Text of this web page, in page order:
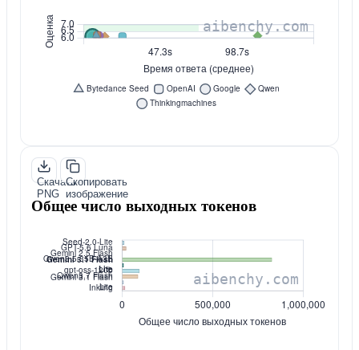
Скачать
PNG
Скопировать
изображение
Общее число выходных токенов